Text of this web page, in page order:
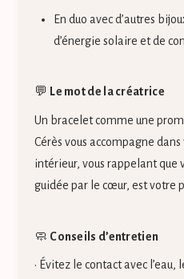
En duo avec d’autres
d’énergie solaire et de
💬 Le mot de la créatrice
Un bracelet comme une
Cérès vous accompagne
intérieur, vous rappelant que
guidée par le cœur, est votre
🧼 Conseils d’entretien
• Évitez le contact avec